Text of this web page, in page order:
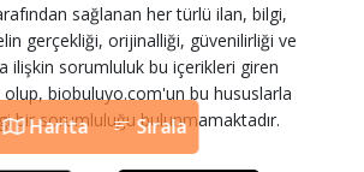
Harita Sırala
sağlanan her türlü ilan, bilgi,
gerçekliği, orijinalliği, güvenilirliği ve
ilişkin sorumluluk bu içerikleri giren
olup, biobuluyo.com'un bu hususlarla
bir sorumluluğu bulunmamaktadır.